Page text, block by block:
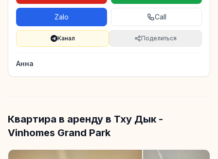
Zalo Call
Канал Поделиться
Анна
Квартира в аренду в Тху Дык -
Vinhomes Grand Park